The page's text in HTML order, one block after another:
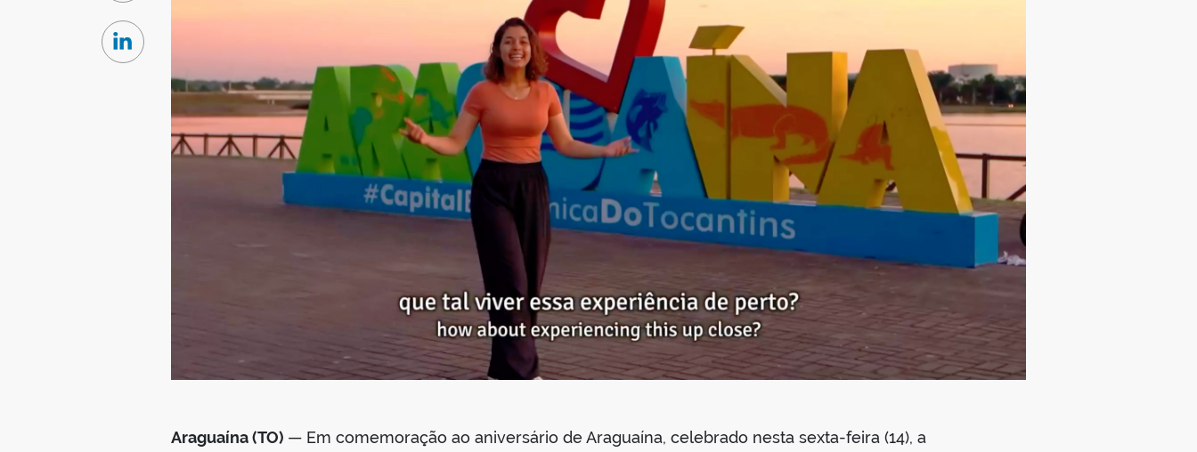
Araguaína (TO) — Em comemoração ao aniversário de Araguaína, celebrado nesta sexta-feira (14), a
Linkedin